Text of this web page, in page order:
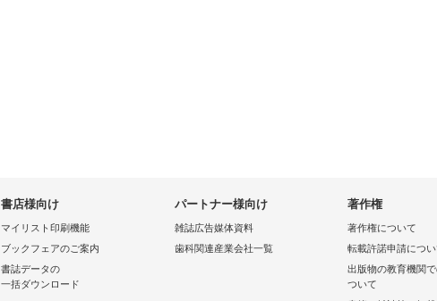
書店様向け
マイリスト印刷機能
ブックフェアのご案内
書誌データの
一括ダウンロード
パートナー様向け
雑誌広告媒体資料
歯科関連産業会社一覧
著作権
著作権について
転載許諾申請につい
出版物の教育機関
ついて